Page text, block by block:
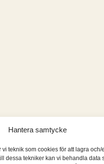
Hantera samtycke
teknik som cookies för att lagra och/
dessa tekniker kan vi behandla data